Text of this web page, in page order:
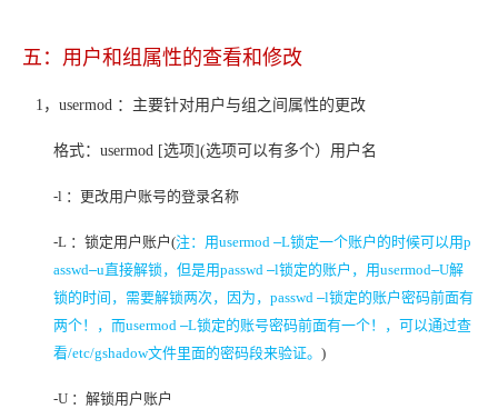
五：用户和组属性的查看和修改
1， usermod ：主要针对用户与组之间属性的更改
格式：usermod [选项](选项可以有多个）用户名
-l ：更改用户账号的登录名称
-L ：锁定用户账户(注：用usermod –L锁定一个账户的时候可以用p
asswd–u直接解锁，但是用passwd –l锁定的账户，用usermod–U解
锁的时间，需要解锁两次，因为，passwd –l锁定的账户密码前面有
两个！，而usermod –L锁定的账号密码前面有一个！，可以通过查
看/etc/gshadow文件里面的密码段来验证。 )
-U ：解锁用户账户